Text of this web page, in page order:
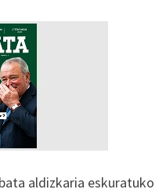
aldizkaria eskuratuko